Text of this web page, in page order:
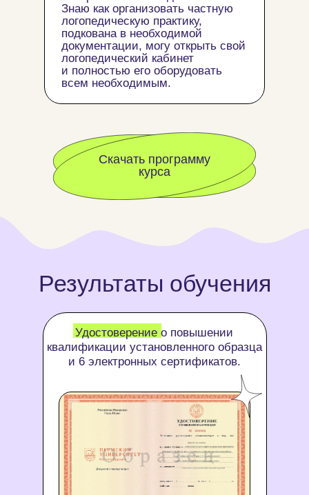
Знаю как организовать частную
логопедическую практику,
подкована в необходимой
документации, могу открыть свой
логопедический кабинет
и полностью его оборудовать
всем необходимым.
Скачать программу
курса
Результаты обучения
Удостоверение о повышении
квалификации установленного образца
и 6 электронных сертификатов.